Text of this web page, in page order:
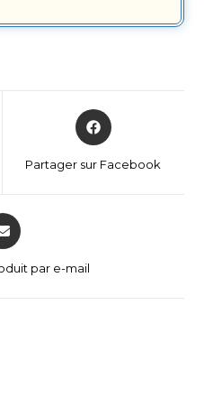
Partager sur Facebook
par e-mail